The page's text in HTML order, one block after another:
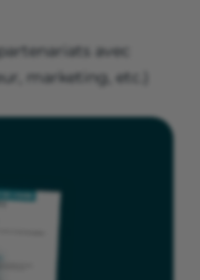
avec
marketing, etc.)